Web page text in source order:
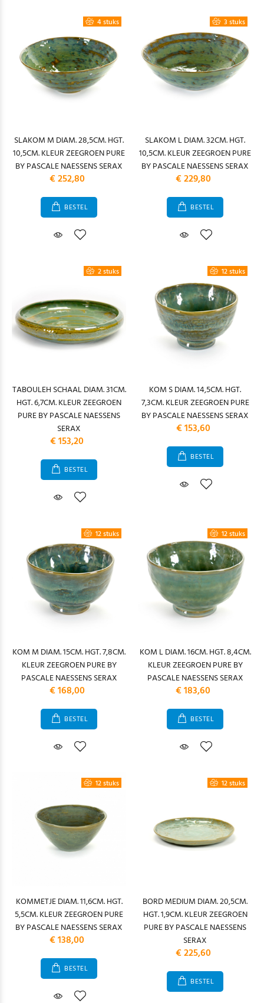
4 stuks
SLAKOM M DIAM. 28,5CM. HGT.
10,5CM. KLEUR ZEEGROEN PURE
BY PASCALE NAESSENS SERAX
€ 252,80
BESTEL
3 stuks
SLAKOM L DIAM. 32CM. HGT.
10,5CM. KLEUR ZEEGROEN PURE
BY PASCALE NAESSENS SERAX
€ 229,80
BESTEL
2 stuks
TABOULEH SCHAAL DIAM. 31CM.
HGT. 6,7CM. KLEUR ZEEGROEN
PURE BY PASCALE NAESSENS
SERAX
€ 153,20
BESTEL
12 stuks
KOM S DIAM. 14,5CM. HGT.
7,3CM. KLEUR ZEEGROEN PURE
BY PASCALE NAESSENS SERAX
€ 153,60
BESTEL
12 stuks
KOM M DIAM. 15CM. HGT. 7,8CM.
KLEUR ZEEGROEN PURE BY
PASCALE NAESSENS SERAX
€ 168,00
BESTEL
12 stuks
KOM L DIAM. 16CM. HGT. 8,4CM.
KLEUR ZEEGROEN PURE BY
PASCALE NAESSENS SERAX
€ 183,60
BESTEL
12 stuks
KOMMETJE DIAM. 11,6CM. HGT.
5,5CM. KLEUR ZEEGROEN PURE
BY PASCALE NAESSENS SERAX
€ 138,00
BESTEL
12 stuks
BORD MEDIUM DIAM. 20,5CM.
HGT. 1,9CM. KLEUR ZEEGROEN
PURE BY PASCALE NAESSENS
SERAX
€ 225,60
BESTEL